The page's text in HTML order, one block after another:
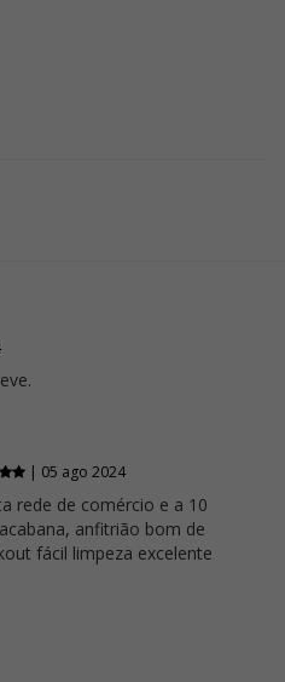
| 05 ago 2024
rede de comércio e a 10
anfitrião bom de
fácil limpeza excelente